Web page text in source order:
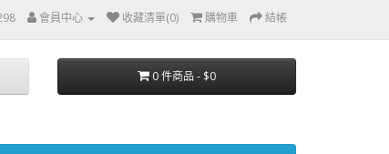
會員中心 收藏清單(0) 購物車 結帳
0 件商品 - $0